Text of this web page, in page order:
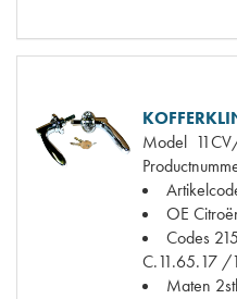
Model
OE
Codes
C.11.65.17 /
Maten